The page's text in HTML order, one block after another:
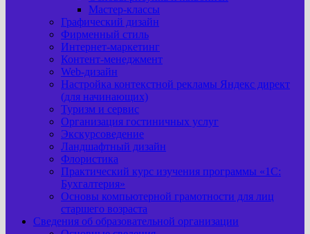
Мастер-классы
Графический дизайн
Фирменный стиль
Интернет-маркетинг
Контент-менеджмент
Web-дизайн
Настройка контекстной рекламы Яндекс директ
(для начинающих)
Туризм и сервис
Организация гостиничных услуг
Экскурсоведение
Ландшафтный дизайн
Флористика
Практический курс изучения программы «1С:
Бухгалтерия»
Основы компьютерной грамотности для лиц
старшего возраста
Сведения об образовательной организации